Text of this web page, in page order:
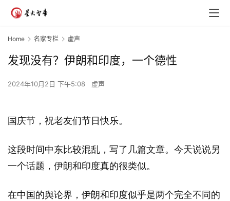
Home 名家专栏 虚声
发现没有？伊朗和印度，一个德性
2024年10月2日 下午5:08 虚声
国庆节，祝老友们节日快乐。
这段时间中东比较混乱，写了几篇文章。今天说说另
一个话题，伊朗和印度真的很类似。
在中国的舆论界，伊朗和印度似乎是两个完全不同的